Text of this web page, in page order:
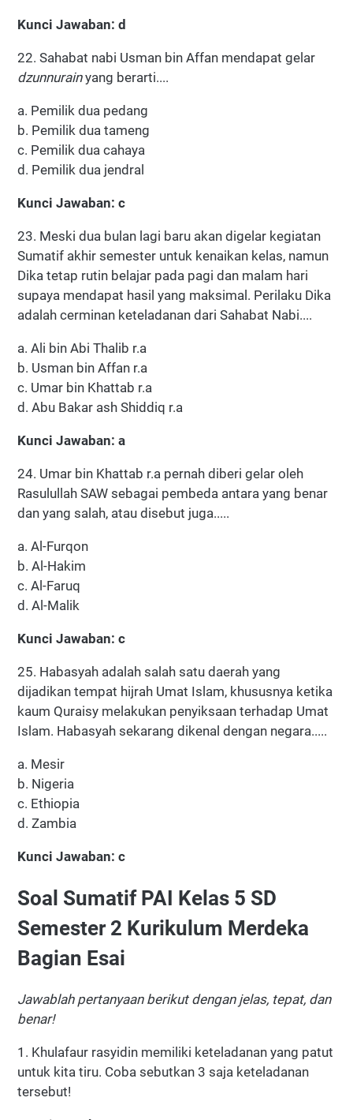
Kunci Jawaban: d
22. Sahabat nabi Usman bin Affan mendapat gelar
dzunnurainyang berarti....
a. Pemilik dua pedang
b. Pemilik dua tameng
c. Pemilik dua cahaya
d. Pemilik dua jendral
Kunci Jawaban: c
23. Meski dua bulan lagi baru akan digelar kegiatan
Sumatif akhir semester untuk kenaikan kelas, namun
Dika tetap rutin belajar pada pagi dan malam hari
supaya mendapat hasil yang maksimal. Perilaku Dika
adalah cerminan keteladanan dari Sahabat Nabi....
a. Ali bin Abi Thalib r.a
b. Usman bin Affan r.a
c. Umar bin Khattab r.a
d. Abu Bakar ash Shiddiq r.a
Kunci Jawaban: a
24. Umar bin Khattab r.a pernah diberi gelar oleh
Rasulullah SAW sebagai pembeda antara yang benar
dan yang salah, atau disebut juga.....
a. Al-Furqon
b. Al-Hakim
c. Al-Faruq
d. Al-Malik
Kunci Jawaban: c
25. Habasyah adalah salah satu daerah yang
dijadikan tempat hijrah Umat Islam, khususnya ketika
kaum Quraisy melakukan penyiksaan terhadap Umat
Islam. Habasyah sekarang dikenal dengan negara.....
a. Mesir
b. Nigeria
c. Ethiopia
d. Zambia
Kunci Jawaban: c
Soal Sumatif PAI Kelas 5 SD
Semester 2 Kurikulum Merdeka
Bagian Esai
Jawablah pertanyaan berikut dengan jelas, tepat, dan
benar!
1. Khulafaur rasyidin memiliki keteladanan yang patut
untuk kita tiru. Coba sebutkan 3 saja keteladanan
tersebut!